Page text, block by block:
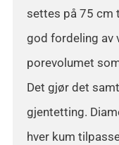
settes på 75 cm
god fordeling av
porevolumet
Det gjør det
gjentetting.
hver kum